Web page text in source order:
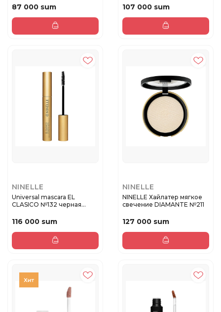
87 000 sum 107 000 sum
NINELLE
Universal mascara EL
CLASICO №132 черная
116 000 sum
NINELLE
NINELLE Хайлатер мягкое
свечение DIAMANTE №211
127 000 sum